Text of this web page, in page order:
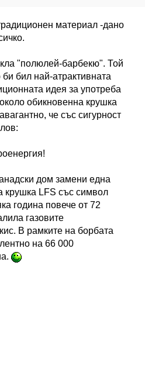
материал -дано
"полюлей-барбекю". Той
бил най-атрактивната
идея за употреба
обикновенна крушка
че със сигурност
дом замени една
крушка LFS със символ
година повече от 72
газовите
В рамките на борбата
на 66 000